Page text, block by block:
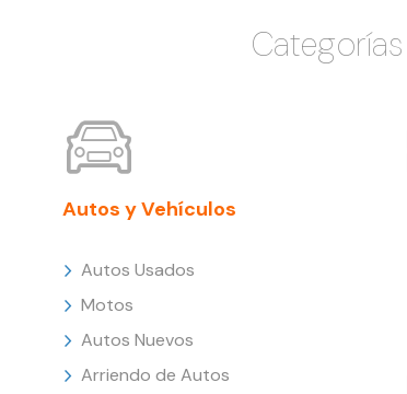
Categorías
Autos y Vehículos
Autos Usados
Motos
Autos Nuevos
Arriendo de Autos